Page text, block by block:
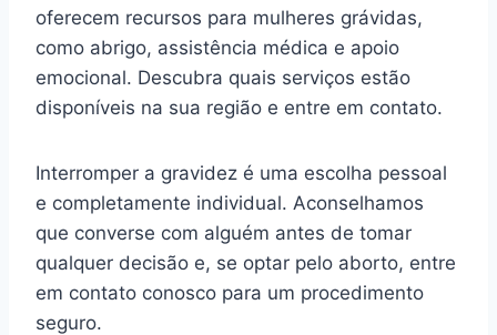
oferecem recursos para mulheres grávidas,
como abrigo, assistência médica e apoio
emocional. Descubra quais serviços estão
disponíveis na sua região e entre em contato.
Interromper a gravidez é uma escolha pessoal
e completamente individual. Aconselhamos
que converse com alguém antes de tomar
qualquer decisão e, se optar pelo aborto, entre
em contato conosco para um procedimento
seguro.